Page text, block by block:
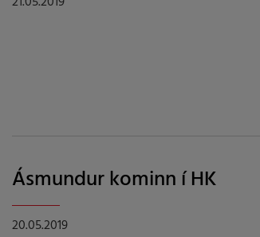
Ásmundur kominn í HK
20.05.2019